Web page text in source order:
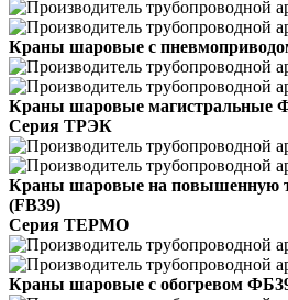
Краны шаровые с
Краны шаровые магистральные
Серия ТРЭК
Краны шаровые на повышенную
(FB39)
Серия ТЕРМО
Краны шаровые с обогревом